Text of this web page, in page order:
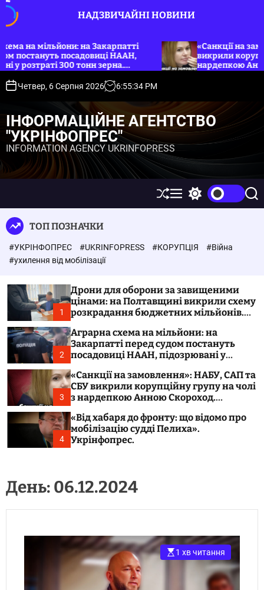
т
с
НАДЗВИЧАЙНІ НОВИНИ
мільйони: на Закарпатті
посадовиці НААН,
300 тонн зерна.
«Санкції на
викрили корупційну
нардепкою Анною
Четвер, 6 Серпня 2026 6:55:34 PM
ІНФОРМАЦІЙНЕ АГЕНТСТВО
"УКРІНФОПРЕС"
INFORMATION AGENCY UKRINFOPRESS
П
е
а
а
т
и
М
е е
и
к
о
л
ь
р
о
в
г
о
р
ж
и
П
о
ТОП ПОЗНАЧКИ
#УКРІНФОПРЕС #UKRINFOPRESS #КОРУПЦІЯ
#Війна
#ухилення від мобілізації
1
Дрони для оборони за завищеними
цінами: на Полтавщині викрили схему
розкрадання бюджетних мільйонів.
2
Аграрна схема на мільйони: на
Закарпатті перед судом постануть
посадовиці НААН, підозрювані у
3
«Санкції на замовлення»: НАБУ, САП та
СБУ викрили корупційну групу на чолі
з нардепкою Анною Скороход.
4
«Від хабаря до фронту: що відомо про
мобілізацію судді Пелиха».
Укрінфопрес.
День: 06.12.2024
1 хв читання